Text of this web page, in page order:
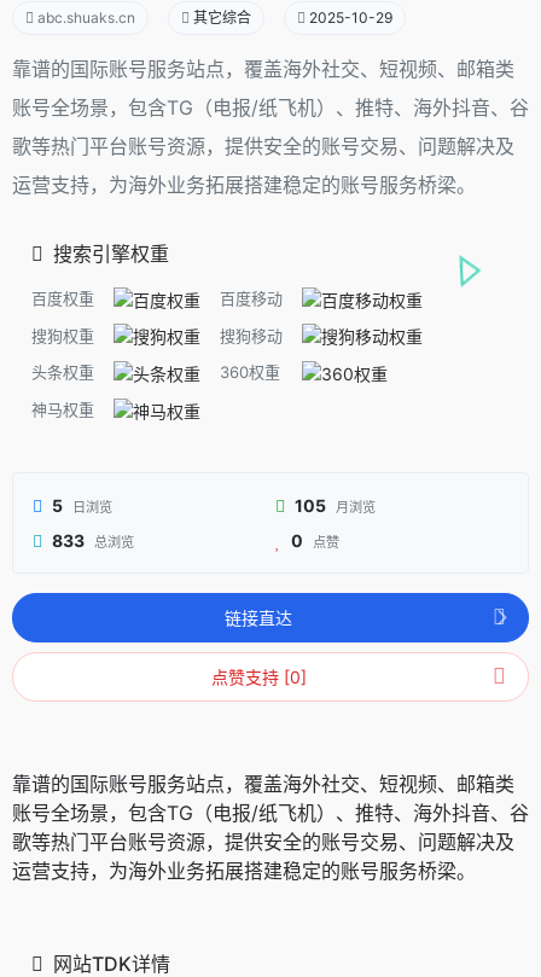
abc.shuaks.cn 其它综合 2025-10-29
靠谱的国际账号服务站点，覆盖海外社交、短视频、邮箱类
账号全场景，包含TG（电报/纸飞机）、推特、海外抖音、谷
歌等热门平台账号资源，提供安全的账号交易、问题解决及
运营支持，为海外业务拓展搭建稳定的账号服务桥梁。
搜索引擎权重
百度权重
百度移动
搜狗权重
搜狗移动
头条权重
360权重
神马权重
5 日浏览 105 月浏览
833 总浏览 0 点赞
链接直达
点赞支持 [0]
靠谱的国际账号服务站点，覆盖海外社交、短视频、邮箱类
账号全场景，包含TG（电报/纸飞机）、推特、海外抖音、谷
歌等热门平台账号资源，提供安全的账号交易、问题解决及
运营支持，为海外业务拓展搭建稳定的账号服务桥梁。
网站TDK详情